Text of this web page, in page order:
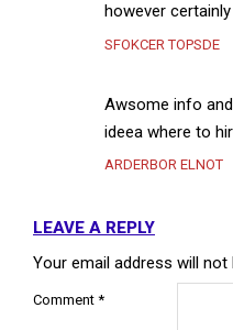
however
SFOKCER TOPSDE
Awsome info
ideea where to
ARDERBOR ELNOT
LEAVE A REPLY
Your email address will not
Comment *